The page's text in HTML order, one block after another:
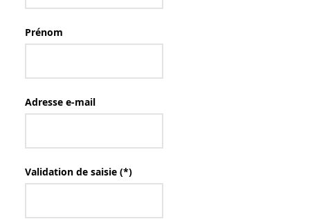
Prénom
Adresse e-mail
Validation de saisie (*)